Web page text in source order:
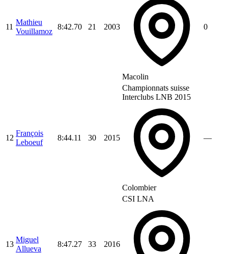
11
Mathieu
Vouillamoz
8:42.70 21 2003
Macolin
0
12
François
Leboeuf
8:44.11 30 2015
Championnats suisse
Interclubs LNB 2015
Colombier
—
13
Miguel
Allueva
8:47.27 33 2016
CSI LNA